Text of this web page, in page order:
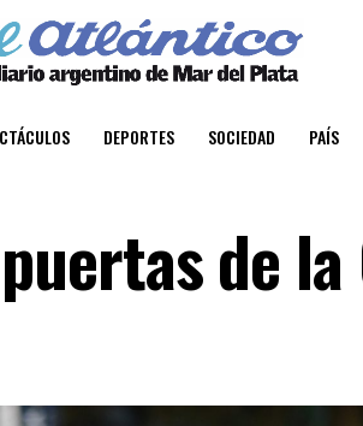
DEPORTES SOCIEDAD PAÍS
de la